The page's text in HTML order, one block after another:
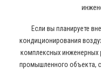
Если вы планируете
кондиционирования
комплексных инженерных
промышленного объекта,